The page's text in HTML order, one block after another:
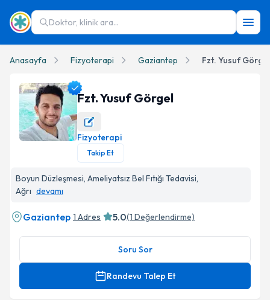
Doktor, klinik ara...
Anasayfa Fizyoterapi Gaziantep Fzt. Yusuf Görgel
Fzt. Yusuf Görgel Profil Fotoğrafı
Fzt. Yusuf Görgel
Fizyoterapi
Takip Et
Boyun Düzleşmesi, Ameliyatsız Bel Fıtığı Tedavisi,
Ağrı devamı
Gaziantep 1 Adres 5.0(1 Değerlendirme)
Soru Sor
Randevu Talep Et